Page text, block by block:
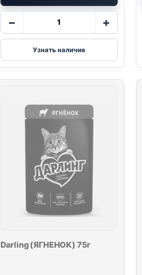
−
товара
Darling
(КУРИЦА)
+
Узнать наличие
Darling (ЯГНЕНОК) 75г